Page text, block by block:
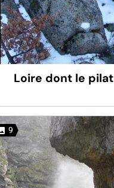
Loire dont le pilat
9